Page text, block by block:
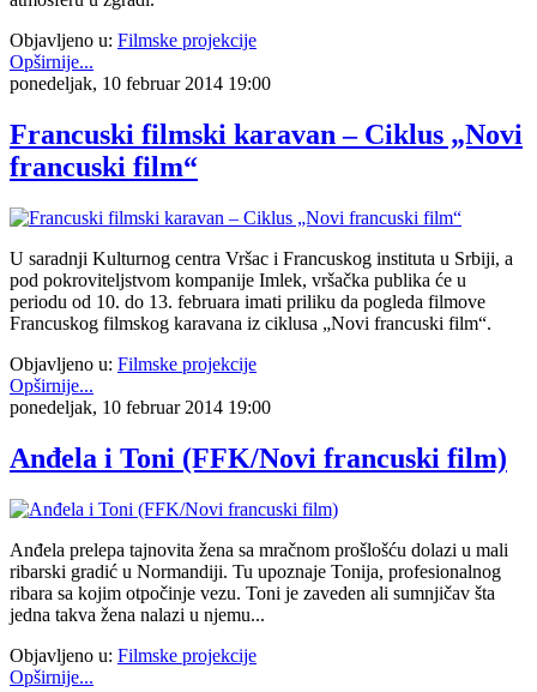
Objavljeno u: Filmske projekcije
Opširnije...
ponedeljak, 10 februar 2014 19:00
Francuski filmski karavan – Ciklus „Novi
francuski film“
U saradnji Kulturnog centra Vršac i Francuskog instituta u Srbiji, a
pod pokroviteljstvom kompanije Imlek, vršačka publika će u
periodu od 10. do 13. februara imati priliku da pogleda filmove
Francuskog filmskog karavana iz ciklusa „Novi francuski film“.
Objavljeno u: Filmske projekcije
Opširnije...
ponedeljak, 10 februar 2014 19:00
Anđela i Toni (FFK/Novi francuski film)
Anđela prelepa tajnovita žena sa mračnom prošlošću dolazi u mali
ribarski gradić u Normandiji. Tu upoznaje Tonija, profesionalnog
ribara sa kojim otpočinje vezu. Toni je zaveden ali sumnjičav šta
jedna takva žena nalazi u njemu...
Objavljeno u: Filmske projekcije
Opširnije...